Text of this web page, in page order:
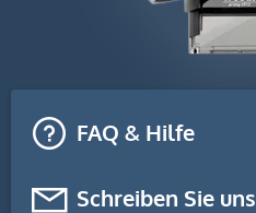
FAQ & Hilfe
Schreiben Sie uns